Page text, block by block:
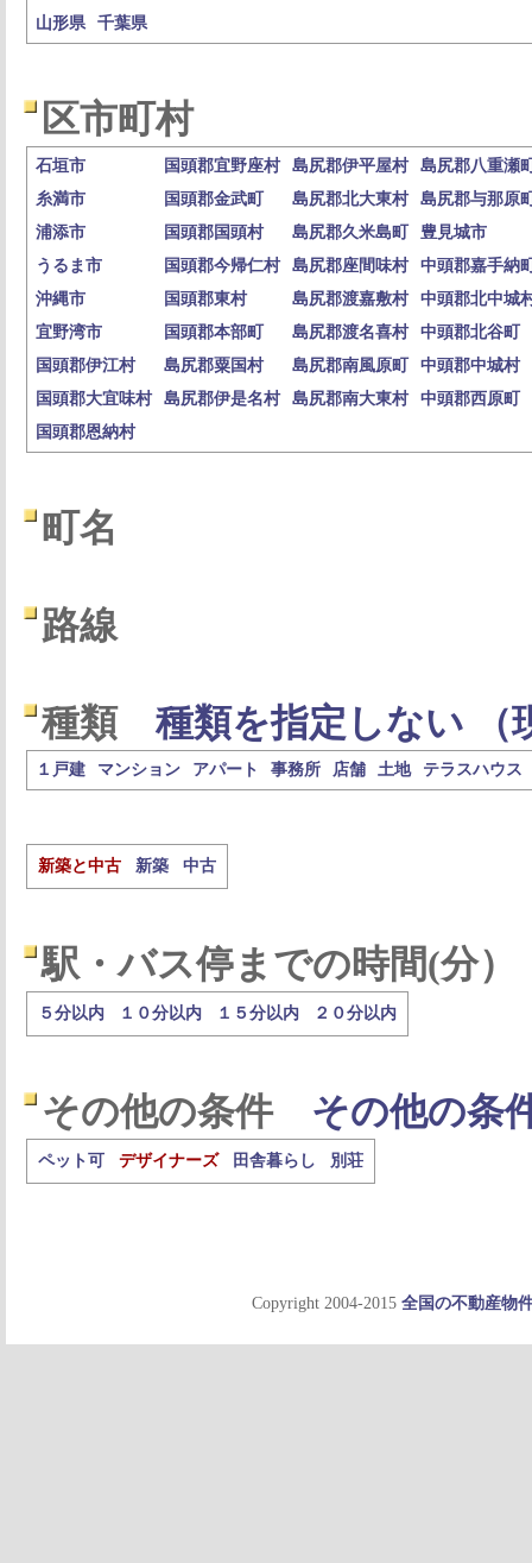
山形県
千葉県
区市町村
石垣市 国頭郡宜野座村 島尻郡伊平屋村
島尻郡八重瀬
糸満市
国頭郡金武町 島尻郡北大東村
島尻郡与那原
浦添市
国頭郡国頭村 島尻郡久米島町
豊見城市
うるま市
国頭郡今帰仁村 島尻郡座間味村
中頭郡嘉手納
沖縄市
国頭郡東村 島尻郡渡嘉敷村
中頭郡北中城
宜野湾市
国頭郡本部町 島尻郡渡名喜村
中頭郡北谷町
国頭郡伊江村
島尻郡粟国村 島尻郡南風原町
中頭郡中城村
国頭郡大宜味村
島尻郡伊是名村 島尻郡南大東村
中頭郡西原町
国頭郡恩納村
町名
路線
種類 種類を指定しない （
１戸建 マンション アパート 事務所 店舗 土地 テラスハウス
新築と中古 新築 中古
駅・バス停までの時間(分）
５分以内 １０分以内 １５分以内 ２０分以内
その他の条件 その他の条
ペット可 デザイナーズ 田舎暮らし 別荘
Copyright 2004-2015 全国の不動産物